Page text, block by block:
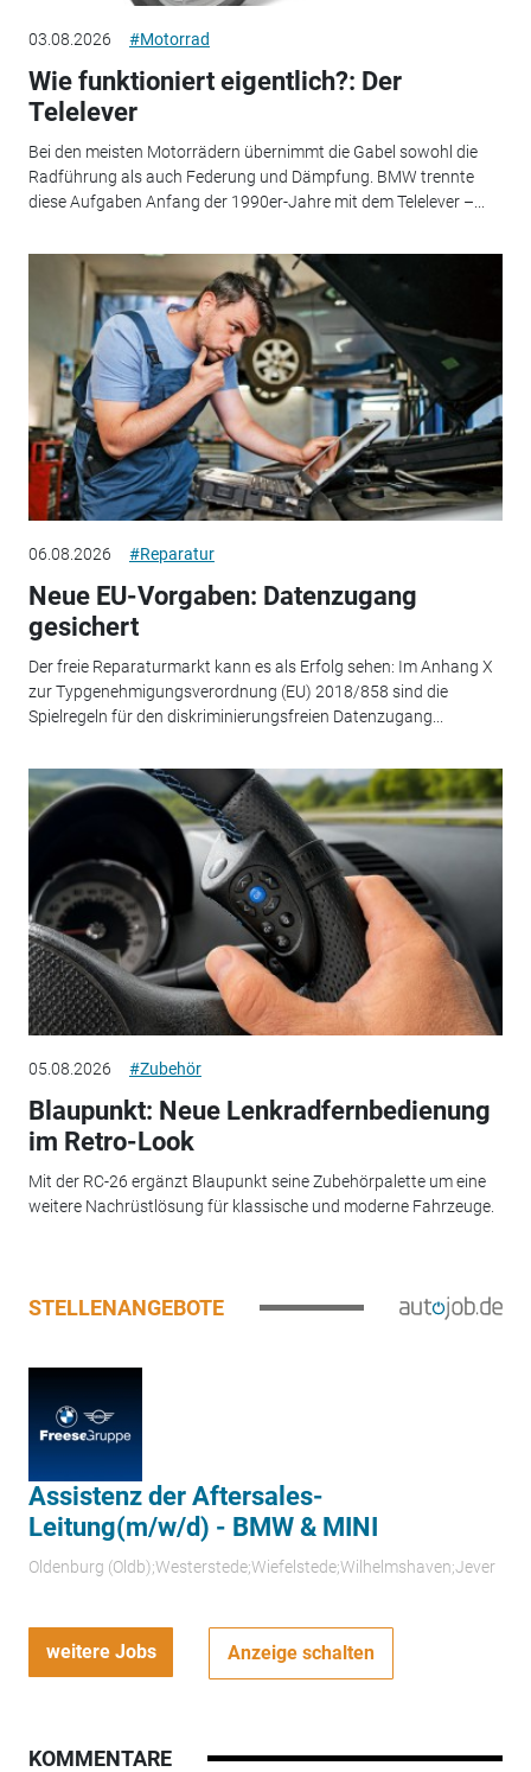
03.08.2026 #Motorrad
Wie funktioniert eigentlich?: Der
Telelever
Bei den meisten Motorrädern übernimmt die Gabel sowohl die
Radführung als auch Federung und Dämpfung. BMW trennte
diese Aufgaben Anfang der 1990er-Jahre mit dem Telelever –...
06.08.2026 #Reparatur
Neue EU-Vorgaben: Datenzugang
gesichert
Der freie Reparaturmarkt kann es als Erfolg sehen: Im Anhang X
zur Typgenehmigungsverordnung (EU) 2018/858 sind die
Spielregeln für den diskriminierungsfreien Datenzugang...
05.08.2026 #Zubehör
Blaupunkt: Neue Lenkradfernbedienung
im Retro-Look
Mit der RC-26 ergänzt Blaupunkt seine Zubehörpalette um eine
weitere Nachrüstlösung für klassische und moderne Fahrzeuge.
STELLENANGEBOTE
Assistenz der Aftersales-
Leitung(m/w/d) - BMW & MINI
Oldenburg (Oldb);Westerstede;Wiefelstede;Wilhelmshaven;Jever
weitere Jobs Anzeige schalten
KOMMENTARE